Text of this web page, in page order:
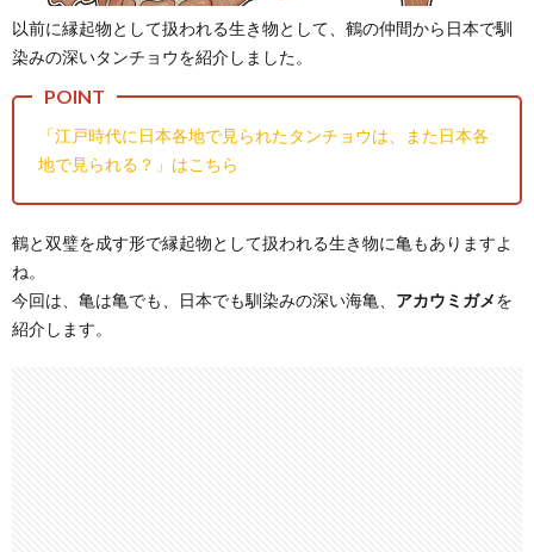
以前に縁起物として扱われる生き物として、鶴の仲間から日本で馴
染みの深いタンチョウを紹介しました。
「江戸時代に日本各地で見られたタンチョウは、また日本各
地で見られる？」はこちら
鶴と双璧を成す形で縁起物として扱われる生き物に亀もありますよ
ね。
今回は、亀は亀でも、日本でも馴染みの深い海亀、 アカウミガメを
紹介します。